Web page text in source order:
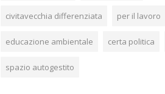
civitavecchia differenziata per il lavoro
educazione ambientale certa politica
spazio autogestito